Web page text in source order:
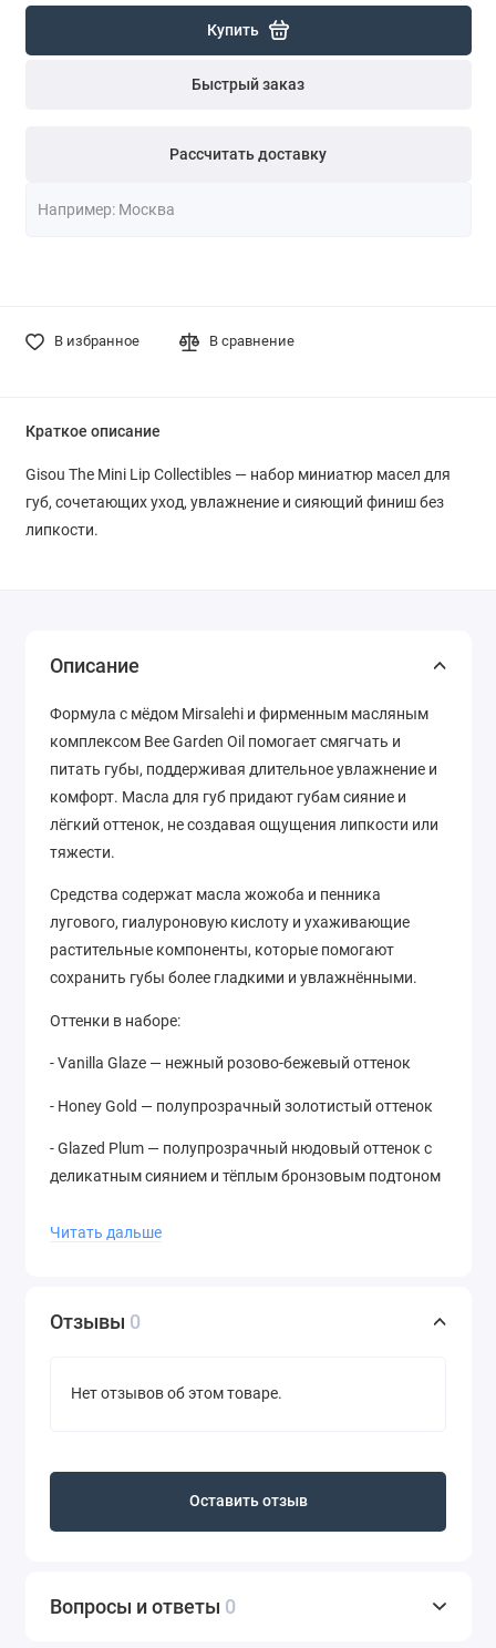
Купить
Быстрый заказ
Рассчитать доставку
В избранное В сравнение
Краткое описание
Gisou The Mini Lip Collectibles — набор миниатюр масел для
губ, сочетающих уход, увлажнение и сияющий финиш без
липкости.
Описание
Формула с мёдом Mirsalehi и фирменным масляным
комплексом Bee Garden Oil помогает смягчать и
питать губы, поддерживая длительное увлажнение и
комфорт. Масла для губ придают губам сияние и
лёгкий оттенок, не создавая ощущения липкости или
тяжести.
Средства содержат масла жожоба и пенника
лугового, гиалуроновую кислоту и ухаживающие
растительные компоненты, которые помогают
сохранить губы более гладкими и увлажнёнными.
Оттенки в наборе:
- Vanilla Glaze — нежный розово-бежевый оттенок
- Honey Gold — полупрозрачный золотистый оттенок
- Glazed Plum — полупрозрачный нюдовый оттенок с
деликатным сиянием и тёплым бронзовым подтоном
сияния по результатам лабораторных тестов.
Читать дальше
Отзывы 0
Нет отзывов об этом товаре.
Оставить отзыв
Вопросы и ответы 0